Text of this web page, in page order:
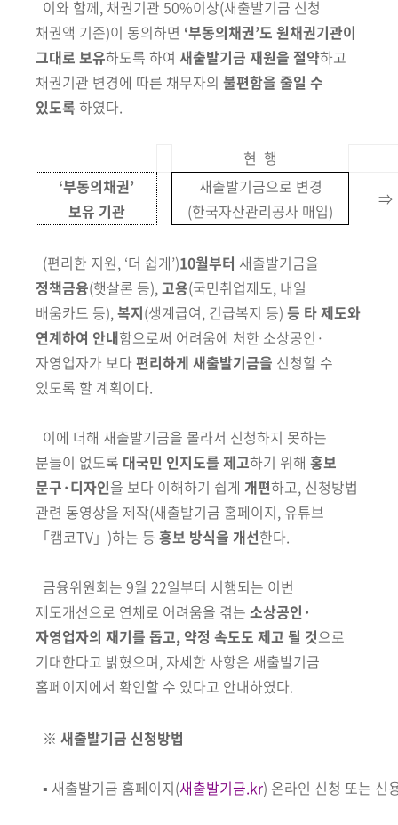
이와 함께, 채권기관 50%이상(새출발기금 신청
채권액 기준)이 동의하면 ‘부동의채권’도 원채권기관이
그대로 보유하도록 하여 새출발기금 재원을 절약하고
채권기관 변경에 따른 채무자의 불편함을 줄일 수
있도록 하였다.
현 행
‘부동의채권’
보유 기관
새출발기금으로 변경
(한국자산관리공사 매입)
⇒
(편리한 지원, ‘더 쉽게’)10월부터 새출발기금을
정책금융(햇살론 등), 고용(국민취업제도, 내일
배움카드 등), 복지(생계급여, 긴급복지 등) 등 타 제도와
연계하여 안내함으로써 어려움에 처한 소상공인·
자영업자가 보다 편리하게 새출발기금을 신청할 수
있도록 할 계획이다.
이에 더해 새출발기금을 몰라서 신청하지 못하는
분들이 없도록 대국민 인지도를 제고하기 위해 홍보
문구·디자인을 보다 이해하기 쉽게 개편하고, 신청방법
관련 동영상을 제작(새출발기금 홈페이지, 유튜브
「캠코TV」)하는 등 홍보 방식을 개선한다.
금융위원회는 9월 22일부터 시행되는 이번
제도개선으로 연체로 어려움을 겪는 소상공인·
자영업자의 재기를 돕고, 약정 속도도 제고 될 것으로
기대한다고 밝혔으며, 자세한 사항은 새출발기금
홈페이지에서 확인할 수 있다고 안내하였다.
※ 새출발기금 신청방법
▪ 새출발기금 홈페이지(새출발기금.kr) 온라인 신청 또는 신